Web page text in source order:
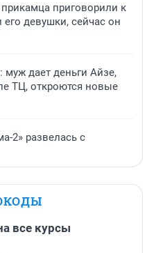
прикамца приговорили к
девушки, сейчас он
муж дает деньги Айзе,
ТЦ, откроются новые
2» развелась с
все курсы